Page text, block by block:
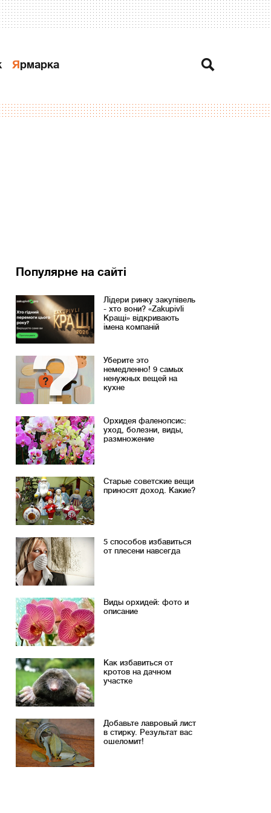
Ярмарка
Популярне на сайті
Лідери ринку закупівель
- хто вони? «Zakupivli
Кращі» відкривають
імена компаній
Уберите это
немедленно! 9 самых
ненужных вещей на
кухне
Орхидея фаленопсис:
уход, болезни, виды,
размножение
Старые советские вещи
приносят доход. Какие?
5 способов избавиться
от плесени навсегда
Виды орхидей: фото и
описание
Как избавиться от
кротов на дачном
участке
Добавьте лавровый лист
в стирку. Результат вас
ошеломит!